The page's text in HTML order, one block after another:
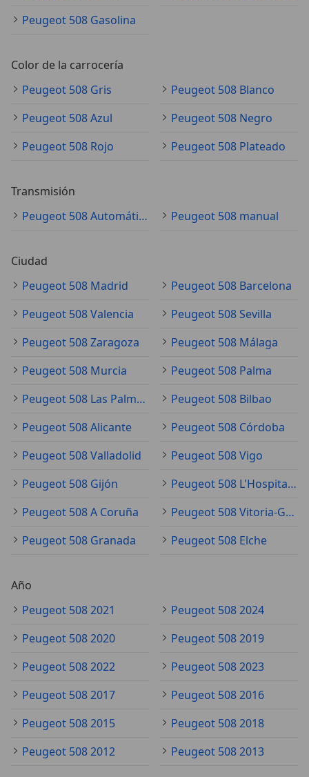
Peugeot 508 Gasolina
Color de la carrocería
Peugeot 508 Gris
Peugeot 508 Blanco
Peugeot 508 Azul
Peugeot 508 Negro
Peugeot 508 Rojo
Peugeot 508 Plateado
Transmisión
Peugeot 508 Automático
Peugeot 508 manual
Ciudad
Peugeot 508 Madrid
Peugeot 508 Barcelona
Peugeot 508 Valencia
Peugeot 508 Sevilla
Peugeot 508 Zaragoza
Peugeot 508 Málaga
Peugeot 508 Murcia
Peugeot 508 Palma
Peugeot 508 Las Palmas de Gran Canaria
Peugeot 508 Bilbao
Peugeot 508 Alicante
Peugeot 508 Córdoba
Peugeot 508 Valladolid
Peugeot 508 Vigo
Peugeot 508 Gijón
Peugeot 508 L'Hospitalet de Llobregat
Peugeot 508 A Coruña
Peugeot 508 Vitoria-Gasteiz
Peugeot 508 Granada
Peugeot 508 Elche
Año
Peugeot 508 2021
Peugeot 508 2024
Peugeot 508 2020
Peugeot 508 2019
Peugeot 508 2022
Peugeot 508 2023
Peugeot 508 2017
Peugeot 508 2016
Peugeot 508 2015
Peugeot 508 2018
Peugeot 508 2012
Peugeot 508 2013